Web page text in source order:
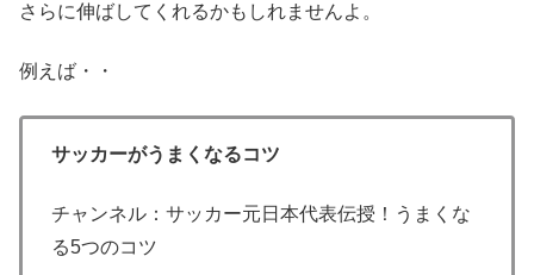
さらに伸ばしてくれるかもしれませんよ。
例えば・・
サッカーがうまくなるコツ
チャンネル：サッカー元日本代表伝授！うまくな
る5つのコツ